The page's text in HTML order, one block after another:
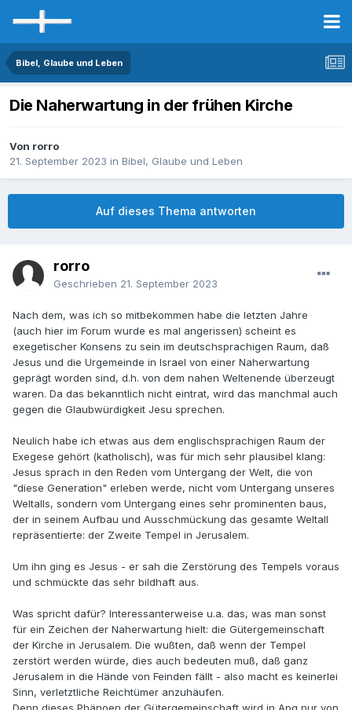
Bibel, Glaube und Leben
Die Naherwartung in der frühen Kirche
Von rorro
21. September 2023 in Bibel, Glaube und Leben
Auf dieses Thema antworten
rorro
Geschrieben 21. September 2023
Nach dem, was ich so mitbekommen habe die letzten Jahre
(auch hier im Forum wurde es mal angerissen) scheint es
exegetischer Konsens zu sein im deutschsprachigen Raum, daß
Jesus und die Urgemeinde in Israel von einer Naherwartung
geprägt worden sind, d.h. von dem nahen Weltenende überzeugt
waren. Da das bekanntlich nicht eintrat, wird das manchmal auch
gegen die Glaubwürdigkeit Jesu sprechen.
Neulich habe ich etwas aus dem englischsprachigen Raum der
Exegese gehört (katholisch), was für mich sehr plausibel klang:
Jesus sprach in den Reden vom Untergang der Welt, die von
"diese Generation" erleben werde, nicht vom Untergang unseres
Weltalls, sondern vom Untergang eines sehr prominenten baus,
der in seinem Aufbau und Ausschmückung das gesamte Weltall
repräsentierte: der Zweite Tempel in Jerusalem.
Um ihn ging es Jesus - er sah die Zerstörung des Tempels voraus
und schmückte das sehr bildhaft aus.
Was spricht dafür? Interessanterweise u.a. das, was man sonst
für ein Zeichen der Naherwartung hielt: die Gütergemeinschaft
der Kirche in Jerusalem. Die wußten, daß wenn der Tempel
zerstört werden würde, dies auch bedeuten muß, daß ganz
Jerusalem in die Hände von Feinden fällt - also macht es keinerlei
Sinn, verletztliche Reichtümer anzuhäufen.